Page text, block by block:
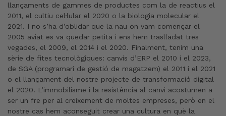
llançaments de gammes de productes com la de reactius el
2011, el cultiu cel·lular el 2020 o la biologia molecular el
2021. I no s’ha d’oblidar que la nau on vam començar el
2005 aviat es va quedar petita i ens hem traslladat tres
vegades, el 2009, el 2014 i el 2020. Finalment, tenim una
sèrie de fites tecnològiques: canvis d’ERP el 2010 i el 2023,
de SGA (programari de gestió de magatzem) el 2011 i el 2021
o el llançament del nostre projecte de transformació digital
el 2020. L’immobilisme i la resistència al canvi acostumen a
ser un fre per al creixement de moltes empreses, però en el
nostre cas hem aconseguit crear una cultura en què la